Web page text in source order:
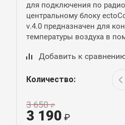
для подключения по
центральному блоку
v.4.0 предназначен для
температуры воздуха в
Добавить к
Количество:
3 650
3 190